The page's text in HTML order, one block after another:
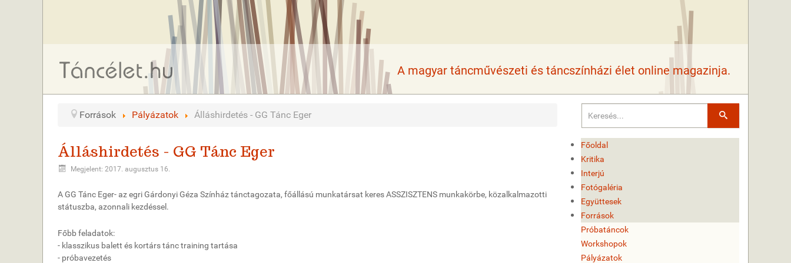
A magyar táncművészeti és táncszínházi élet online magazinja.
Források Pályázatok Álláshirdetés - GG Tánc Eger
Álláshirdetés - GG Tánc Eger
Megjelent: 2017. augusztus 16.
A GG Tánc Eger- az egri Gárdonyi Géza Színház tánctagozata, főállású munkatársat keres ASSZISZTENS munkakörbe, közalkalmazotti
státuszba, azonnali kezdéssel.
Főbb feladatok:
- klasszikus balett és kortárs tánc training tartása
- próbavezetés
Keresés
Főoldal
Kritika
Interjú
Fotógaléria
Együttesek
Források
Próbatáncok
Workshopok
Pályázatok